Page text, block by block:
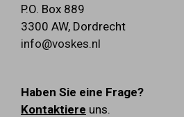
P.O. Box 889
3300 AW, Dordrecht
info@voskes.nl
Haben Sie eine Frage?
Kontaktiere uns.